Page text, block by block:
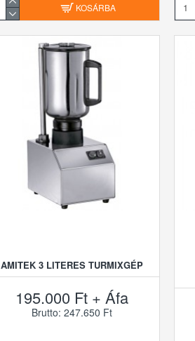
KOSÁRBA
AMITEK 3 LITERES TURMIXGÉP
195.000 Ft + Áfa
Brutto: 247.650 Ft